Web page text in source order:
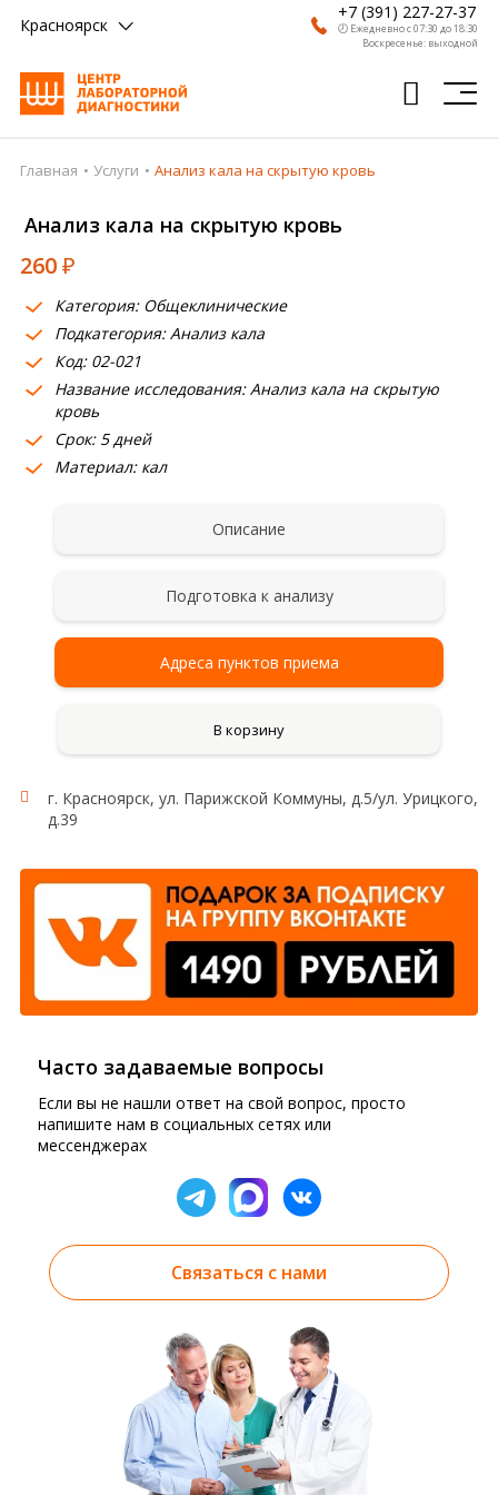
Красноярск
+7 (391) 227-27-37
🕗 Ежедневно с 07:30 до 18:30
Воскресенье: выходной
Главная
Анализы
Врачи
Получить результат
Пациентам
О компании
Где сдать
Главная Услуги Анализ кала на скрытую кровь
Анализ кала на скрытую кровь
260₽
Категория: Общеклинические
Подкатегория: Анализ кала
Код: 02-021
Название исследования: Анализ кала на скрытую
кровь
Срок: 5 дней
Материал: кал
Описание
Подготовка к анализу
Адреса пунктов приема
В корзину
г. Красноярск, ул. Парижской Коммуны, д.5/ул. Урицкого,
д.39
Часто задаваемые вопросы
Если вы не нашли ответ на свой вопрос, просто
напишите нам в социальных сетях или
мессенджерах
Связаться с нами